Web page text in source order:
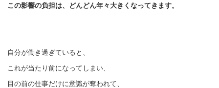
この影響の負担は、どんどん年々大きくなってきます。
自分が働き過ぎていると、
これが当たり前になってしまい、
目の前の仕事だけに意識が奪われて、